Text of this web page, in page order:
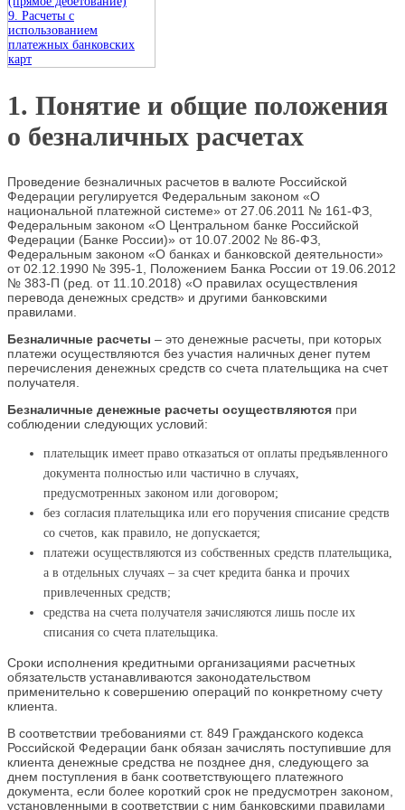
9. Расчеты с
использованием
платежных банковских
карт
1. Понятие и общие положения
о безналичных расчетах
Проведение безналичных расчетов в валюте Российской
Федерации регулируется Федеральным законом «О
национальной платежной системе» от 27.06.2011 № 161-ФЗ,
Федеральным законом «О Центральном банке Российской
Федерации (Банке России)» от 10.07.2002 № 86-ФЗ,
Федеральным законом «О банках и банковской деятельности»
от 02.12.1990 № 395-1, Положением Банка России от 19.06.2012
№ 383-П (ред. от 11.10.2018) «О правилах осуществления
перевода денежных средств» и другими банковскими
правилами.
Безналичные расчеты – это денежные расчеты, при которых
платежи осуществляются без участия наличных денег путем
перечисления денежных средств со счета плательщика на счет
получателя.
Безналичные денежные расчеты осуществляются при
соблюдении следующих условий:
плательщик имеет право отказаться от оплаты предъявленного
документа полностью или частично в случаях,
предусмотренных законом или договором;
без согласия плательщика или его поручения списание средств
со счетов, как правило, не допускается;
платежи осуществляются из собственных средств плательщика,
а в отдельных случаях – за счет кредита банка и прочих
привлеченных средств;
средства на счета получателя зачисляются лишь после их
списания со счета плательщика.
Сроки исполнения кредитными организациями расчетных
обязательств устанавливаются законодательством
применительно к совершению операций по конкретному счету
клиента.
В соответствии требованиями ст. 849 Гражданского кодекса
Российской Федерации банк обязан зачислять поступившие для
клиента денежные средства не позднее дня, следующего за
днем поступления в банк соответствующего платежного
документа, если более короткий срок не предусмотрен законом,
установленными в соответствии с ним банковскими правилами